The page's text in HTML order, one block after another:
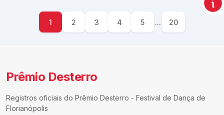
1 2 3 4 5 ... 20
Prêmio Desterro
Registros oficiais do Prêmio Desterro - Festival de Dança de
Florianópolis